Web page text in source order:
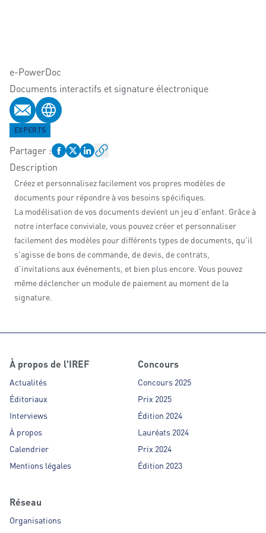
e-PowerDoc
Documents interactifs et signature électronique
E-mailSite web
EXPERTS
Partager :
Description
Créez et personnalisez facilement vos propres modèles de
documents pour répondre à vos besoins spécifiques.
La modélisation de vos documents devient un jeu d'enfant. Grâce à
notre interface conviviale, vous pouvez créer et personnaliser
facilement des modèles pour différents types de documents, qu'il
s'agisse de bons de commande, de devis, de contrats,
d'invitations aux événements, et bien plus encore. Vous pouvez
même déclencher un module de paiement au moment de la
signature.
À propos de l'IREF
Actualités
Éditoriaux
Interviews
À propos
Calendrier
Mentions légales
Concours
Concours 2025
Prix 2025
Édition 2024
Lauréats 2024
Prix 2024
Édition 2023
Réseau
Organisations